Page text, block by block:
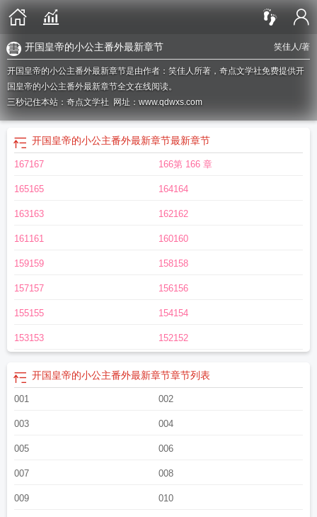
笑佳人/著
开国皇帝的小公主番外最新章节
开国皇帝的小公主番外最新章节是由作者：笑佳人所著，奇点文学社免费提供开
国皇帝的小公主番外最新章节全文在线阅读。
三秒记住本站：奇点文学社 网址：www.qdwxs.com
开国皇帝的小公主番外最新章节最新章节
167167 166第 166 章
165165 164164
163163 162162
161161 160160
159159 158158
157157 156156
155155 154154
153153 152152
开国皇帝的小公主番外最新章节章节列表
001 002
003 004
005 006
007 008
009 010